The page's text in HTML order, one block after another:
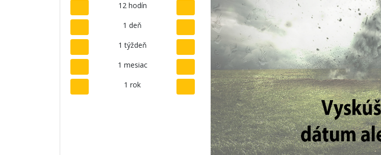
12 hodín
1 deň
1 týždeň
1 mesiac
1 rok